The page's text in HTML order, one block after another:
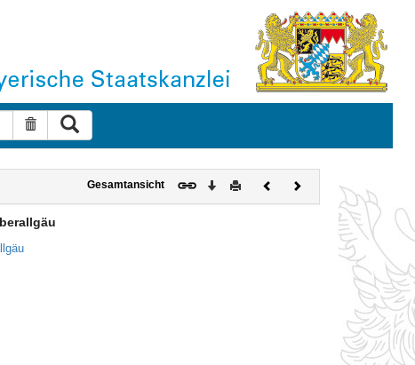
Suche zurücksetzen
Gesamtansicht Download
DruckenVorherigesNächstes
Dokument